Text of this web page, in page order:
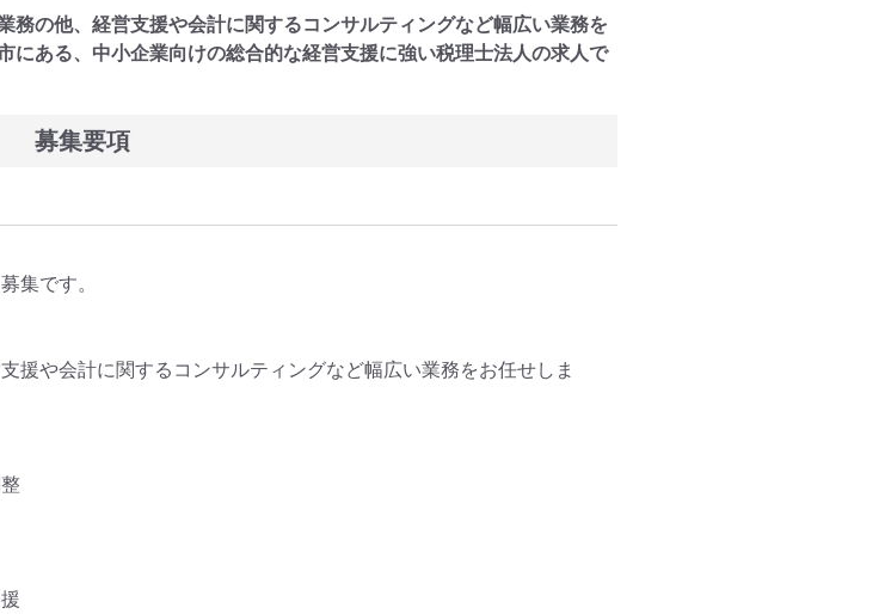
務の他、経営支援や会計に関するコンサルティングなど幅広い業務を
にある、中小企業向けの総合的な経営支援に強い税理士法人の求人で
募集要項
集です。
援や会計に関するコンサルティングなど幅広い業務をお任せしま